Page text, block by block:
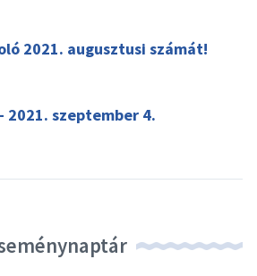
2021. augusztusi számát!
2021. szeptember 4.